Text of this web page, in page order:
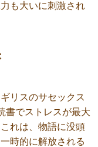
も大いに刺激され
リスのサセックス
書でストレスが最大
れは、物語に没頭
時的に解放される